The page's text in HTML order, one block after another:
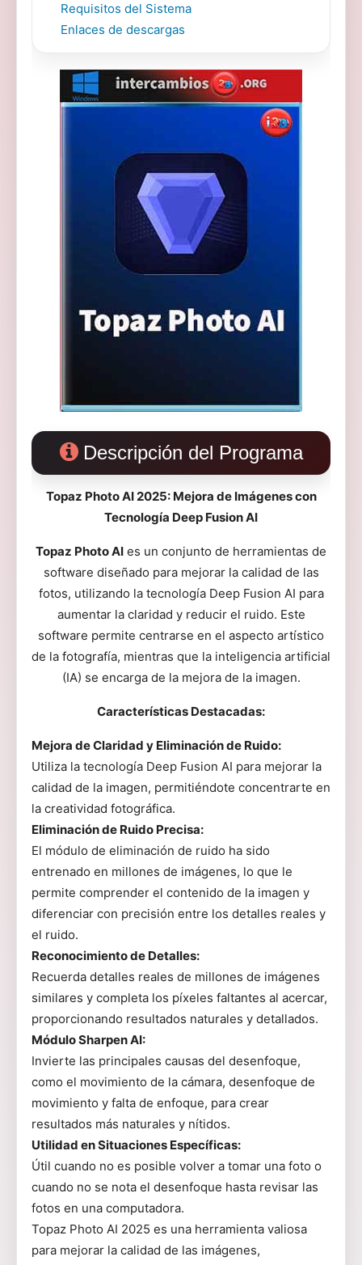
Requisitos del Sistema
Enlaces de descargas
Descripción del Programa
Topaz Photo AI 2025: Mejora de Imágenes con
Tecnología Deep Fusion AI
Topaz Photo AI es un conjunto de herramientas de
software diseñado para mejorar la calidad de las
fotos, utilizando la tecnología Deep Fusion AI para
aumentar la claridad y reducir el ruido. Este
software permite centrarse en el aspecto artístico
de la fotografía, mientras que la inteligencia artificial
(IA) se encarga de la mejora de la imagen.
Características Destacadas:
Mejora de Claridad y Eliminación de Ruido:
Utiliza la tecnología Deep Fusion AI para mejorar la
calidad de la imagen, permitiéndote concentrarte en
la creatividad fotográfica.
Eliminación de Ruido Precisa:
El módulo de eliminación de ruido ha sido
entrenado en millones de imágenes, lo que le
permite comprender el contenido de la imagen y
diferenciar con precisión entre los detalles reales y
el ruido.
Reconocimiento de Detalles:
Recuerda detalles reales de millones de imágenes
similares y completa los píxeles faltantes al acercar,
proporcionando resultados naturales y detallados.
Módulo Sharpen AI:
Invierte las principales causas del desenfoque,
como el movimiento de la cámara, desenfoque de
movimiento y falta de enfoque, para crear
resultados más naturales y nítidos.
Utilidad en Situaciones Específicas:
Útil cuando no es posible volver a tomar una foto o
cuando no se nota el desenfoque hasta revisar las
fotos en una computadora.
Topaz Photo AI 2025 es una herramienta valiosa
para mejorar la calidad de las imágenes,